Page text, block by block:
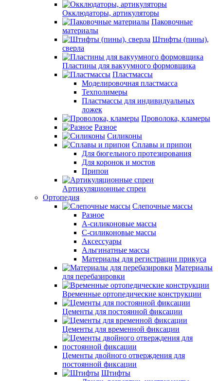
Окклюдаторы, артикуляторы
Паковочные
материалы
Штифты (пины),
сверла
Пластины для вакуумного формовщика
Пластмассы
Моделировочная пластмасса
Техполимеры
Пластмассы для индивидуальных
ложек
Проволока, кламеры
Разное
Силиконы
Сплавы и припои
Для бюгельного протезирования
Для коронок и мостов
Припои
Артикуляционные спреи
Ортопедия
Слепочные массы
Разное
А-силиконовые массы
С-силиконовые массы
Аксессуары
Альгинатные массы
Материалы для регистрации прикуса
Материалы
для перебазировки
Временные ортопедические конструкции
Цементы для постоянной фиксации
Цементы для временной фиксации
Цементы двойного отверждения для
постоянной фиксации
Штифты